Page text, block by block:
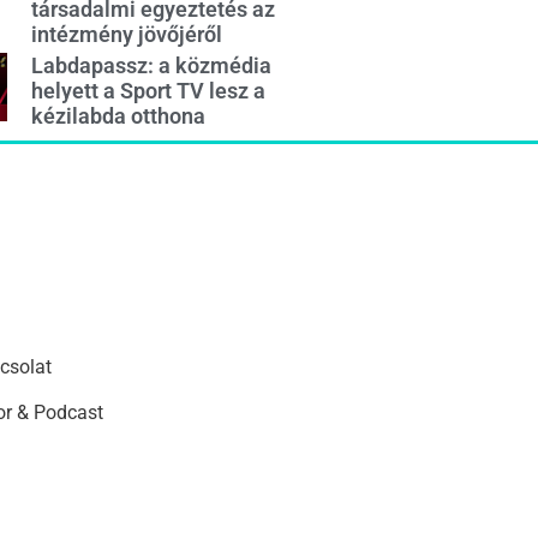
társadalmi egyeztetés az
intézmény jövőjéről
Labdapassz: a közmédia
helyett a Sport TV lesz a
kézilabda otthona
& Podcast